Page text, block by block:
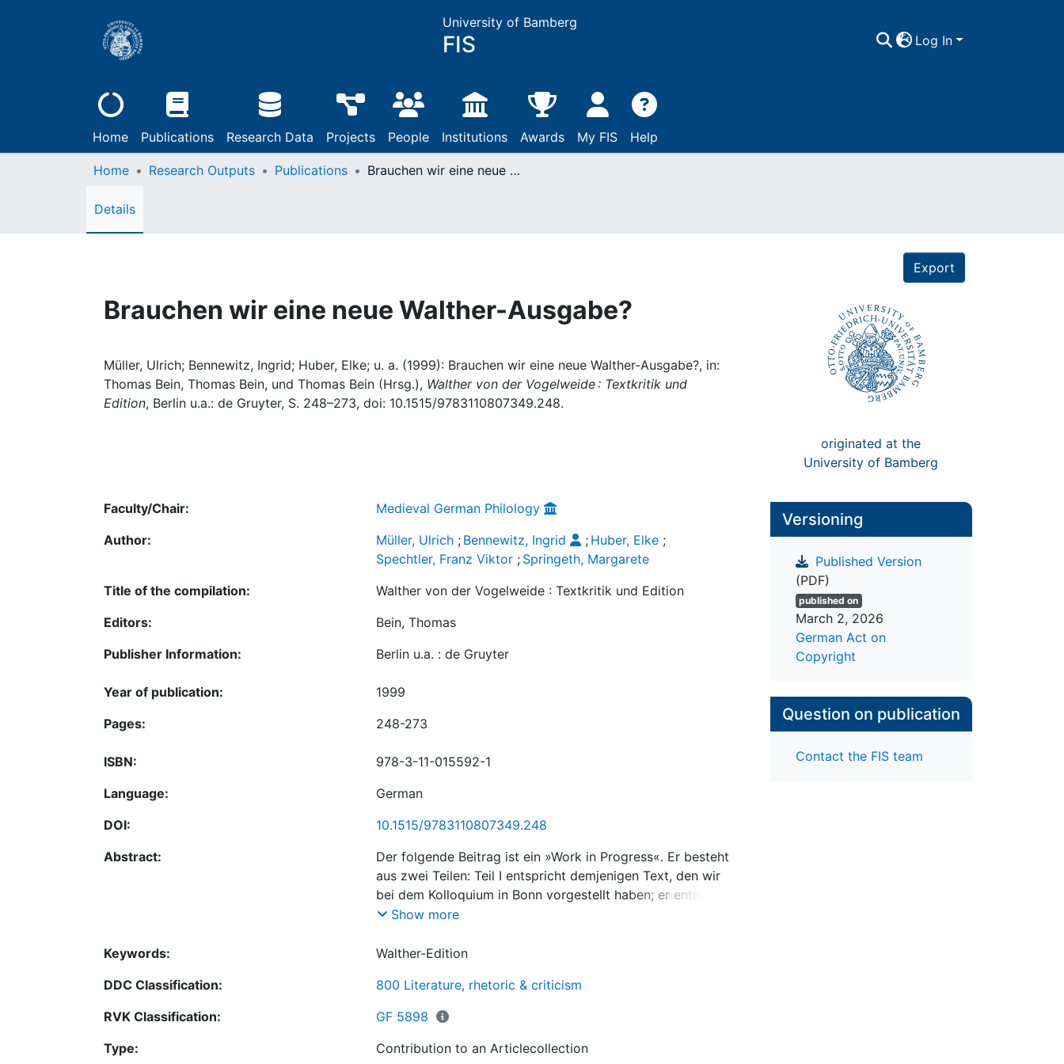
University of Bamberg
FIS Log In
Home Publications Research Data Projects People Institutions Awards My FIS Help
Home Research Outputs Publications Brauchen wir eine neue Walther-Ausgabe?
Details
Export
Brauchen wir eine neue Walther-Ausgabe?
Müller, Ulrich; Bennewitz, Ingrid; Huber, Elke; u. a. (1999): Brauchen wir eine neue Walther-Ausgabe?, in:
Thomas Bein, Thomas Bein, und Thomas Bein (Hrsg.), Walther von der Vogelweide : Textkritik und
Edition, Berlin u.a.: de Gruyter, S. 248–273, doi: 10.1515/9783110807349.248.
originated at the
University of Bamberg
Faculty/Chair:
Medieval German Philology
Author:
Müller, Ulrich ; Bennewitz, Ingrid ; Huber, Elke ;
Spechtler, Franz Viktor ; Springeth, Margarete
Title of the compilation:
Walther von der Vogelweide : Textkritik und Edition
Editors:
Bein, Thomas
Publisher Information:
Berlin u.a. : de Gruyter
Year of publication:
1999
Pages:
248-273
ISBN:
978-3-11-015592-1
Language:
German
DOI:
10.1515/9783110807349.248
Abstract:
Der folgende Beitrag ist ein »Work in Progress«. Er besteht
aus zwei Teilen: Teil I entspricht demjenigen Text, den wir
bei dem Kolloquium in Bonn vorgestellt haben; er enthält
Überlegungen zur eingangs gestellten Frage sowie einen
Diskussion zieht Teil II (der also nach dem Kolloquium
darauf basierenden Projekt-Plan.
Der Redecharakter des Textes (Teil I) ist weitgehend
beibehalten worden; der gesamte Beitrag wurde im
Sommer 1998 abgeschlossen.
Show more
Keywords:
Walther-Edition
DDC Classification:
800 Literature, rhetoric & criticism
RVK Classification:
GF 5898
Type:
Contribution to an Articlecollection
Versioning
Published Version
(PDF)
published on
March 2, 2026
German Act on
Copyright
Question on publication
Contact the FIS team